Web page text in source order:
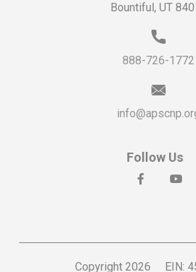
Bountiful, UT
888-726-1772
Follow Us
Copyright 2026 EIN: